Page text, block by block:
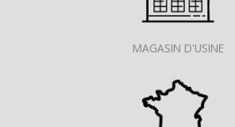
MAGASIN D'USINE